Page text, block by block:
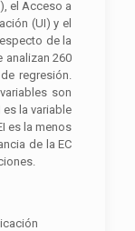
el Acceso a
(UI) y el
de la
analizan 260
regresión.
son
es la variable
es la menos
de la EC